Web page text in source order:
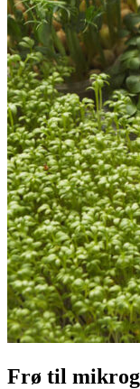
Frø til